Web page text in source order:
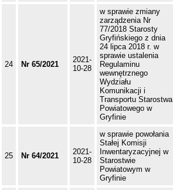
24 Nr 65/2021
2021-
10-28
w sprawie zmiany
zarządzenia Nr
77/2018 Starosty
Gryfińskiego z dnia
24 lipca 2018 r. w
sprawie ustalenia
Regulaminu
wewnętrznego
Wydziału
Komunikacji i
Transportu Starostwa
Powiatowego w
Gryfinie
25 Nr 64/2021
2021-
10-28
w sprawie powołania
Stałej Komisji
Inwentaryzacyjnej w
Starostwie
Powiatowym w
Gryfinie